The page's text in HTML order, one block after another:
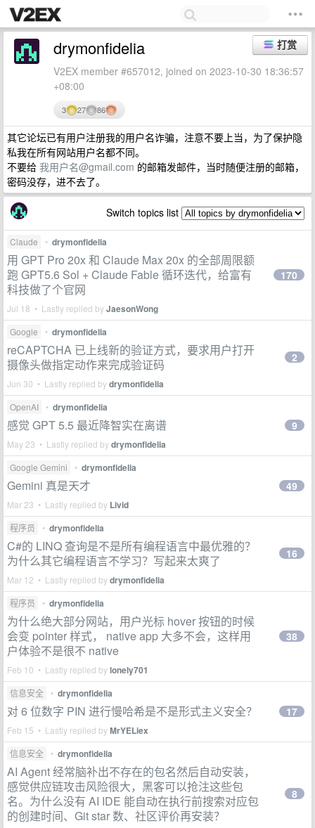
打赏
drymonfidelia
V2EX member #657012, joined on 2023-10-30 18:36:57
+08:00
3 27 86
其它论坛已有用户注册我的用户名诈骗，注意不要上当，为了保护隐
私我在所有网站用户名都不同。
不要给 我用户名@gmail.com 的邮箱发邮件，当时随便注册的邮箱，
密码没存，进不去了。
Switch topics list
Claude • drymonfidelia
用 GPT Pro 20x 和 Claude Max 20x 的全部周限额
跑 GPT5.6 Sol + Claude Fable 循环迭代，给富有
科技做了个官网
Jul 18 • Lastly replied byJaesonWong
170
Google • drymonfidelia
reCAPTCHA 已上线新的验证方式，要求用户打开
摄像头做指定动作来完成验证码
Jun 30 • Lastly replied bydrymonfidelia
2
OpenAI • drymonfidelia
感觉 GPT 5.5 最近降智实在离谱
May 23 • Lastly replied bydrymonfidelia
9
Google Gemini • drymonfidelia
Gemini 真是天才
Mar 23 • Lastly replied by Livid
49
程序员 • drymonfidelia
C#的 LINQ 查询是不是所有编程语言中最优雅的？
为什么其它编程语言不学习？写起来太爽了
Mar 12 • Lastly replied bydrymonfidelia
16
程序员 • drymonfidelia
为什么绝大部分网站，用户光标 hover 按钮的时候
会变 pointer 样式， native app 大多不会，这样用
户体验不是很不 native
Feb 10 • Lastly replied bylonely701
38
信息安全 • drymonfidelia
对 6 位数字 PIN 进行慢哈希是不是形式主义安全？
Feb 15 • Lastly replied byMrYELiex
17
信息安全 • drymonfidelia
AI Agent 经常脑补出不存在的包名然后自动安装，
感觉供应链攻击风险很大，黑客可以抢注这些包
名。为什么没有 AI IDE 能自动在执行前搜索对应包
的创建时间、Git star 数、社区评价再安装？
8